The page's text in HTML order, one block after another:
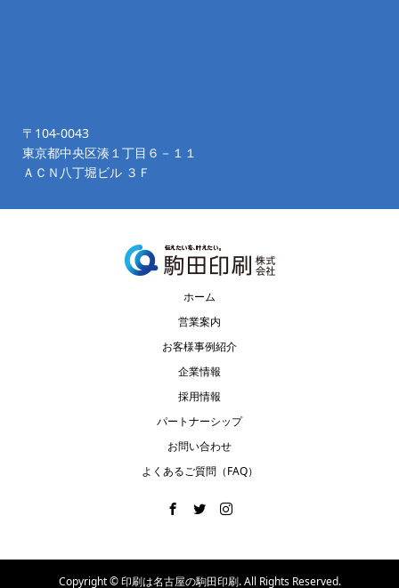
〒104-0043
東京都中央区湊１丁目６－１１
ＡＣＮ八丁堀ビル ３Ｆ
ホーム
営業案内
お客様事例紹介
企業情報
採用情報
パートナーシップ
お問い合わせ
よくあるご質問（FAQ）
Copyright ©印刷は名古屋の駒田印刷. All Rights Reserved.